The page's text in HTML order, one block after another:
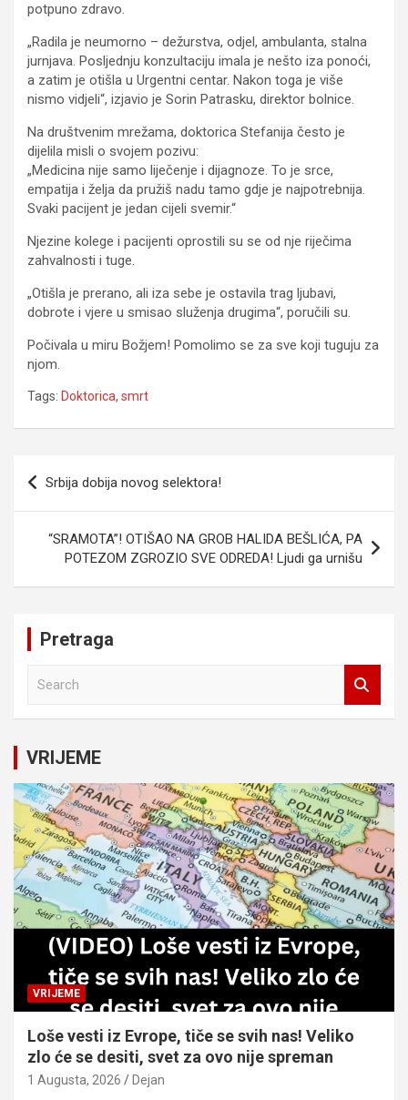
potpuno zdravo.
„Radila je neumorno – dežurstva, odjel, ambulanta, stalna
jurnjava. Posljednju konzultaciju imala je nešto iza ponoći,
a zatim je otišla u Urgentni centar. Nakon toga je više
nismo vidjeli“, izjavio je Sorin Patrasku, direktor bolnice.
Na društvenim mrežama, doktorica Stefanija često je
dijelila misli o svojem pozivu:
„Medicina nije samo liječenje i dijagnoze. To je srce,
empatija i želja da pružiš nadu tamo gdje je najpotrebnija.
Svaki pacijent je jedan cijeli svemir.“
Njezine kolege i pacijenti oprostili su se od nje riječima
zahvalnosti i tuge.
„Otišla je prerano, ali iza sebe je ostavila trag ljubavi,
dobrote i vjere u smisao služenja drugima“, poručili su.
Počivala u miru Božjem! Pomolimo se za sve koji tuguju za
njom.
Tags: Doktorica, smrt
Navigacija
članaka
Srbija dobija novog selektora!
“SRAMOTA”! OTIŠAO NA GROB HALIDA BEŠLIĆA, PA
POTEZOM ZGROZIO SVE ODREDA! Ljudi ga urnišu
Pretraga
c
h
VRIJEME
VRIJEME
Loše vesti iz Evrope, tiče se svih nas! Veliko
zlo će se desiti, svet za ovo nije spreman
1 Augusta, 2026 Dejan